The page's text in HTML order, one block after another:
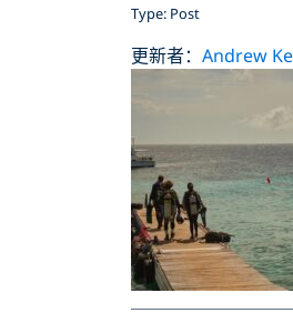
Type: Post
更新者： Andrew